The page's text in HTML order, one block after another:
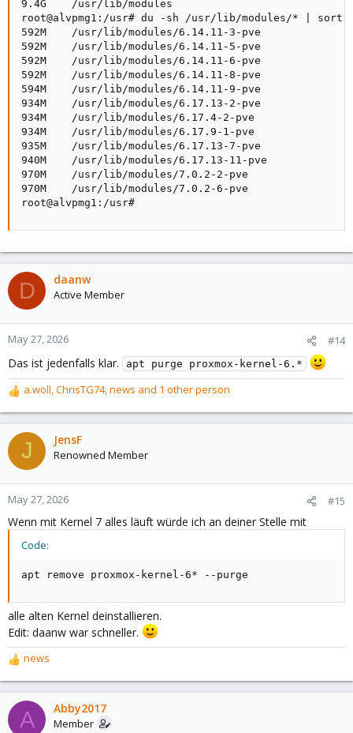
9.4G    /usr/lib/modules
root@alvpmg1:/usr# du -sh /usr/lib/modules/* | sort
592M    /usr/lib/modules/6.14.11-3-pve
592M    /usr/lib/modules/6.14.11-5-pve
592M    /usr/lib/modules/6.14.11-6-pve
592M    /usr/lib/modules/6.14.11-8-pve
594M    /usr/lib/modules/6.14.11-9-pve
934M    /usr/lib/modules/6.17.13-2-pve
934M    /usr/lib/modules/6.17.4-2-pve
934M    /usr/lib/modules/6.17.9-1-pve
935M    /usr/lib/modules/6.17.13-7-pve
940M    /usr/lib/modules/6.17.13-11-pve
970M    /usr/lib/modules/7.0.2-2-pve
970M    /usr/lib/modules/7.0.2-6-pve
root@alvpmg1:/usr#
D daanw
Active Member
May 27, 2026 #14
Das ist jedenfalls klar. apt purge proxmox-kernel-6.*
R
e
a
c
t
o
n
:
a.woll,ChrisTG74,news and 1 other person
J JensF
Renowned Member
May 27, 2026 #15
Wenn mit Kernel 7 alles läuft würde ich an deiner Stelle mit
Code:
apt remove proxmox-kernel-6* --purge
alle alten Kernel deinstallieren.
Edit: daanw war schneller.
R
e
a
c
t
news
A Abby2017
Member